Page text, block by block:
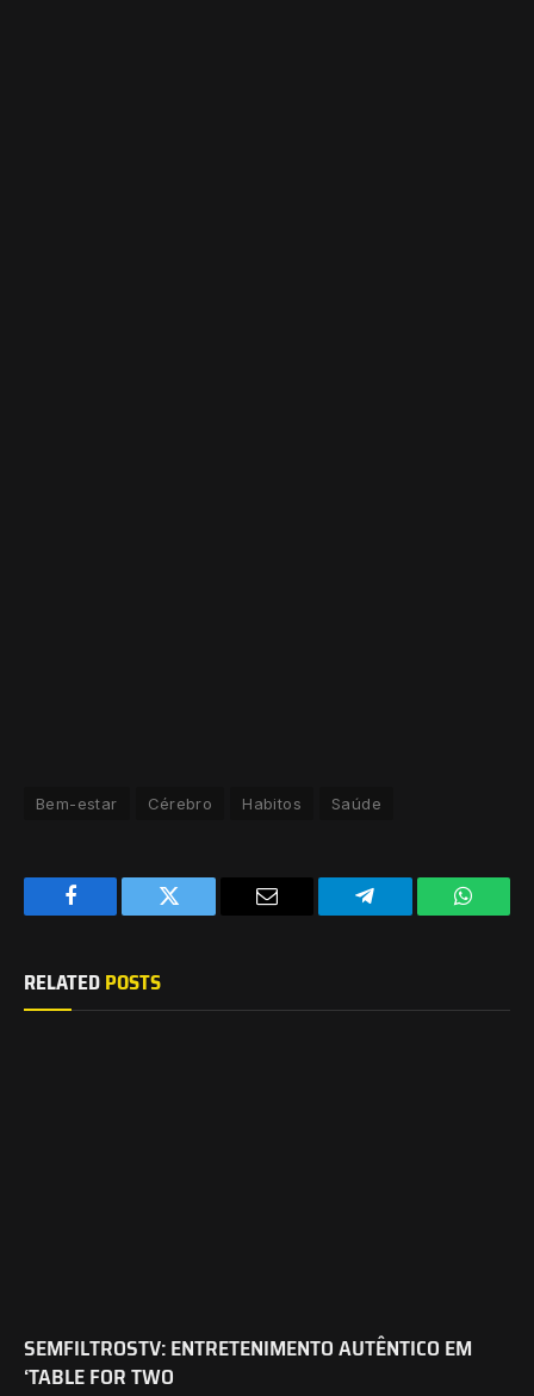
Bem-estar Cérebro Habitos Saúde
Facebook Twitter Telegram
RELATEDPOSTS
SEMFILTROSTV: ENTRETENIMENTO AUTÊNTICO EM
‘TABLE FOR TWO